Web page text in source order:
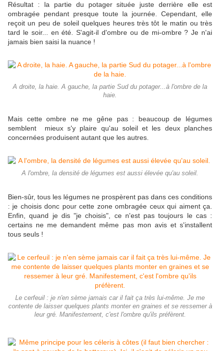
Résultat : la partie du potager située juste derrière elle est
ombragée pendant presque toute la journée. Cependant, elle
reçoit un peu de soleil quelques heures très tôt le matin ou très
tard le soir... en été. S'agit-il d'ombre ou de mi-ombre ? Je n'ai
jamais bien saisi la nuance !
A droite, la haie. A gauche, la partie Sud du potager...à l'ombre de la
haie.
Mais cette ombre ne me gêne pas : beaucoup de légumes
semblent mieux s'y plaire qu'au soleil et les deux planches
concernées produisent autant que les autres.
A l'ombre, la densité de légumes est aussi élevée qu'au soleil.
Bien-sûr, tous les légumes ne prospèrent pas dans ces conditions
: je choisis donc pour cette zone ombragée ceux qui aiment ça.
Enfin, quand je dis "je choisis", ce n'est pas toujours le cas :
certains ne me demandent même pas mon avis et s'installent
tous seuls !
Le cerfeuil : je n'en sème jamais car il fait ça très lui-même. Je me
contente de laisser quelques plants monter en graines et se ressemer à
leur gré. Manifestement, c'est l'ombre qu'ils préfèrent.